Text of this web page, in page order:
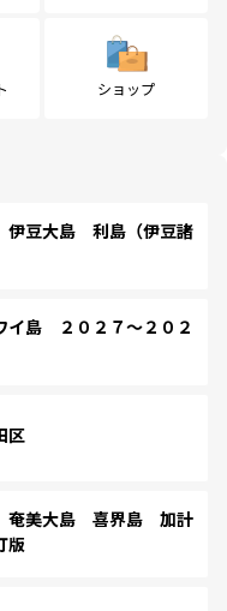
ショップ
豆大島 利島（伊豆諸
島 ２０２７～２０２
区
美大島 喜界島 加計
版